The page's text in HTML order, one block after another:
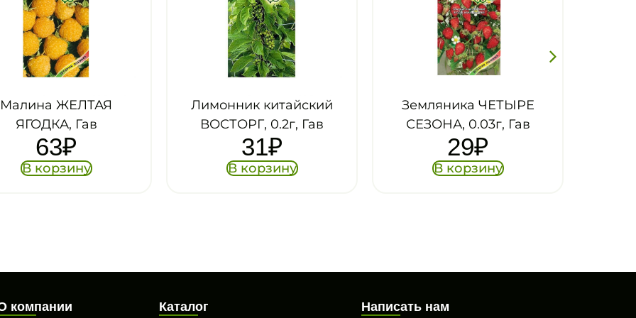
Лимонник китайский
ВОСТОРГ, 0.2г, Гав
31₽
В корзину
Земляника ЧЕТЫРЕ
СЕЗОНА, 0.03г, Гав
29₽
В корзину
Земляника ХОЛИДЕЙ,
0.03г, Гав
29₽
В корзину
компании Каталог Написать нам